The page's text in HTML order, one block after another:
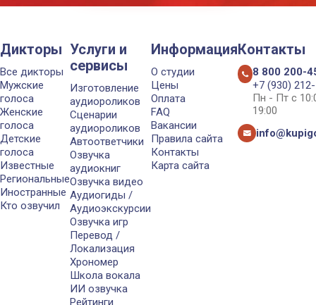
Дикторы
Все дикторы
Мужские
голоса
Женские
голоса
Детские
голоса
Известные
Региональные
Иностранные
Кто озвучил
Услуги и
сервисы
Изготовление
аудиороликов
Сценарии
аудиороликов
Автоответчики
Озвучка
аудиокниг
Озвучка видео
Аудиогиды /
Аудиоэкскурсии
Озвучка игр
Перевод /
Локализация
Хрономер
Школа вокала
ИИ озвучка
Рейтинги
Информация
О студии
Цены
Оплата
FAQ
Вакансии
Правила сайта
Контакты
Карта сайта
Контакты
8 800 200-
+7 (930)
Пн - Пт с
19:00